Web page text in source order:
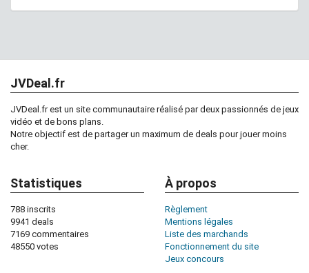
JVDeal.fr
JVDeal.fr est un site communautaire réalisé par deux passionnés de jeux
vidéo et de bons plans.
Notre objectif est de partager un maximum de deals pour jouer moins
cher.
Statistiques
788 inscrits
9941 deals
7169 commentaires
48550 votes
À propos
Règlement
Mentions légales
Liste des marchands
Fonctionnement du site
Jeux concours